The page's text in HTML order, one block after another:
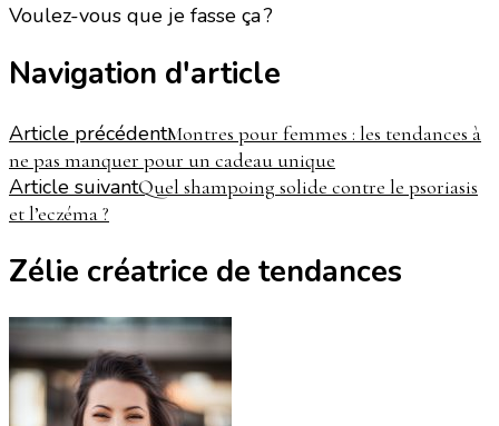
Voulez-vous que je fasse ça ?
Navigation d'article
Article précédentMontres pour femmes : les tendances à
ne pas manquer pour un cadeau unique
Article suivantQuel shampoing solide contre le psoriasis
et l’eczéma ?
Zélie créatrice de tendances